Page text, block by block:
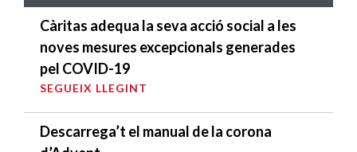
Càritas adequa la seva acció social a les
noves mesures excepcionals generades
pel COVID-19
SEGUEIX LLEGINT
Descarrega’t el manual de la corona